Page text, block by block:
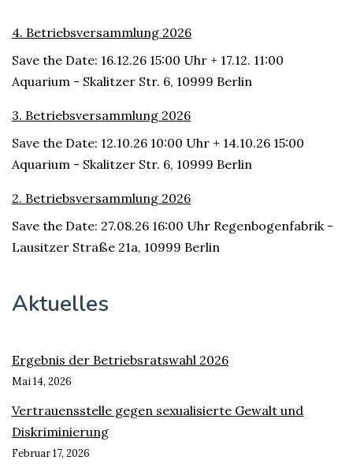
4. Betriebsversammlung 2026
Save the Date: 16.12.26 15:00 Uhr + 17.12. 11:00
Aquarium - Skalitzer Str. 6, 10999 Berlin
3. Betriebsversammlung 2026
Save the Date: 12.10.26 10:00 Uhr + 14.10.26 15:00
Aquarium - Skalitzer Str. 6, 10999 Berlin
2. Betriebsversammlung 2026
Save the Date: 27.08.26 16:00 Uhr Regenbogenfabrik -
Lausitzer Straße 21a, 10999 Berlin
Aktuelles
Ergebnis der Betriebsratswahl 2026
Mai 14, 2026
Vertrauensstelle gegen sexualisierte Gewalt und
Diskriminierung
Februar 17, 2026